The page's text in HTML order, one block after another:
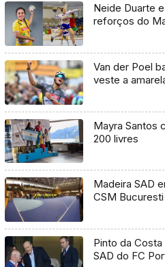
Neide Duarte
reforços do
Van der Poel
veste a
Mayra Santos
200 livres
Madeira SAD
CSM Bucuresti
Pinto da
SAD do FC